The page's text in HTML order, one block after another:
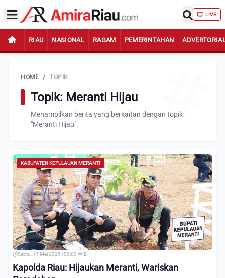
LIVE
RIAU NASIONAL RAGAM PEMERINTAHAN
HOME / TOPIK
Topik: Meranti Hijau
Menampilkan berita yang berkaitan dengan topik
"Meranti Hijau".
KABUPATEN KEPULAUAN MERANTI
Sabtu, 17 Mei 2025 | 00:00 WIB
Kapolda Riau: Hijaukan Meranti, Wariskan